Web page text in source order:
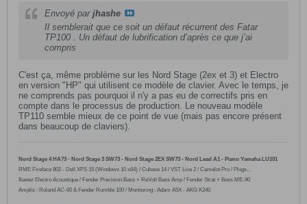
Envoyé par jhashe
Il semblerait que ce soit un défaut récurrent des Fatar
TP100 . Un défaut de lubrification d’après ce que j’ai
compris
C'est ça, même problème sur les Nord Stage (2ex et 3) et Electro
en version "HP" qui utilisent ce modèle de clavier. Avec le temps, je
ne comprends pas pourquoi il n'y a pas eu de correctifs pris en
compte dans le processus de production. Le nouveau modèle
TP110 semble mieux de ce point de vue (mais pas encore présent
dans beaucoup de claviers).
Nord Stage 4 HA73 - Nord Stage 3 SW73 - Nord Stage 2EX SW73 - Nord Lead A1 - Piano Yamaha LU101
RME Fireface 802 - Dell XPS 15 (Windows 10 x64) / Cubase 14 / VST Live 2 / Camelot Pro / Plugs...
Ibanez Electro Acoustique / Fender Precision Bass + ReVolt Bass Amp / Fender Strat + Boss ME-90
Amplis : Roland AC-60 & Fender Rumble 100 / Monitoring : Adam A5X - AKG K240